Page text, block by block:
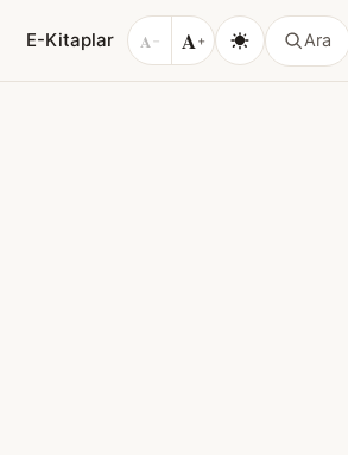
E-Kitaplar A − A+ Ara